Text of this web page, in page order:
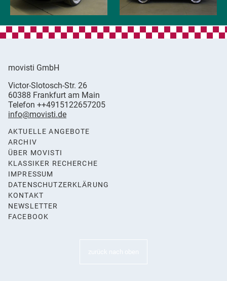
movisti GmbH
classic
automobiles
Victor-Slotosch-Str. 26
60388 Frankfurt am Main
Germany
Telefon ++4915122657205
info@movisti.de
AKTUELLE ANGEBOTE
ARCHIV
ÜBER MOVISTI
KLASSIKER RECHERCHE
IMPRESSUM
DATENSCHUTZERKLÄRUNG
KONTAKT
NEWSLETTER
FACEBOOK